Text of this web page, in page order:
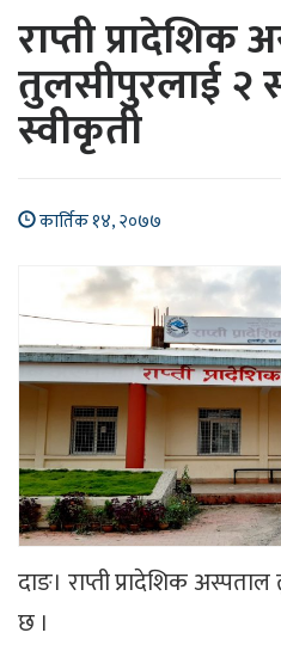
राप्ती प्रादेशिक
तुलसीपुरलाई २
स्वीकृती
कार्तिक १४, २०७७
दाङ। राप्ती प्रादेशिक
छ ।